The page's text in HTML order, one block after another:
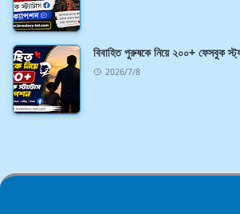
বিবাহিত পুরুষকে নিয়ে ২০০+ ফেসবুক
2026/7/8